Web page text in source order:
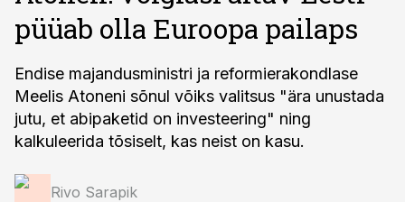
püüab olla Euroopa pailaps
Endise majandusministri ja reformierakondlase
Meelis Atoneni sõnul võiks valitsus "ära unustada
jutu, et abipaketid on investeering" ning
kalkuleerida tõsiselt, kas neist on kasu.
Rivo Sarapik